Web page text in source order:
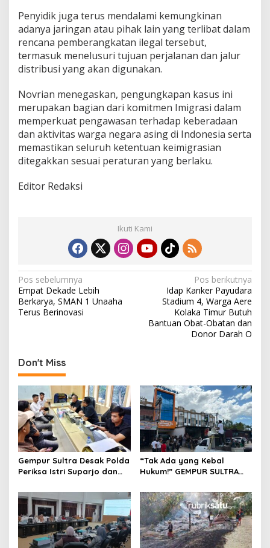
Penyidik juga terus mendalami kemungkinan
adanya jaringan atau pihak lain yang terlibat dalam
rencana pemberangkatan ilegal tersebut,
termasuk menelusuri tujuan perjalanan dan jalur
distribusi yang akan digunakan.
Novrian menegaskan, pengungkapan kasus ini
merupakan bagian dari komitmen Imigrasi dalam
memperkuat pengawasan terhadap keberadaan
dan aktivitas warga negara asing di Indonesia serta
memastikan seluruh ketentuan keimigrasian
ditegakkan sesuai peraturan yang berlaku.
Editor Redaksi
Ikuti Kami
N
a
v
a
s
i
p
o
s
Pos sebelumnya
Empat Dekade Lebih
Berkarya, SMAN 1 Unaaha
Terus Berinovasi
Pos berikutnya
Idap Kanker Payudara
Stadium 4, Warga Aere
Kolaka Timur Butuh
Bantuan Obat-Obatan dan
Donor Darah O
Don't Miss
Gempur Sultra Desak Polda
Periksa Istri Suparjo dan
Kasus Tambang Ilegal
“Tak Ada yang Kebal
Hukum!” GEMPUR SULTRA
Tanawali dan PT
Tadisangka, Siap Kuasai
Lahan Puuwatu